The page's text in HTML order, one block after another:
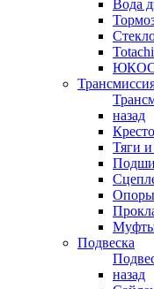
Вода
Totachi
назад
Тяги
Подвеска
назад